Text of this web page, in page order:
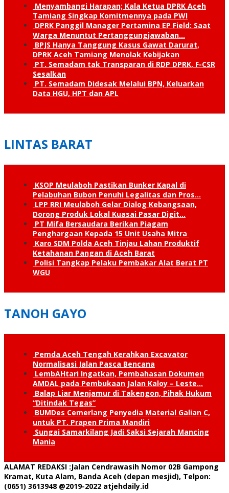
Menyambangi Harapan; Kala Ketua DPRK Aceh
Tamiang Singkap Komitmennya pada PWI
DPRK Panggil Manager Pertamina EP Field: Saat
Warga Menuntut Pertanggung­jawaban…
BPJS Hanya Tanggung Kasus Gawat Darurat,
DPRK Aceh Tamiang Menolak Kebijakan
PT. Semadam tak Transparan di RDP DPRK, F-CSR
Sesalkan
PT. Semadam Didesak Melalui BPN, Keluarkan
Data HGU, HPT dan APL
LINTAS BARAT
KSOP Meulaboh Pastikan Bunker Kapal di
Pelabuhan Bubon Penuhi Legalitas dan Pros…
LPP RRI Meulaboh Gelar Dialog Kebangsaan,
Dorong Produk Lokal Kuasai Pasar Digit…
PT Mifa Bersaudara Berikan Piagam
Penghargaan Kepada 15 Unit Usaha Mitra
Karo SDM Polda Aceh Tinjau Lahan Produktif
Ketahanan Pangan di Aceh Barat
Polisi Tangkap Pelaku Pembakar Alat Berat PT
WGU
TANOH GAYO
Pemda Aceh Tengah Kerahkan Excavator
Normalisasi Jalan Pasca Bencana
LembAHtari Ingatkan, Pembahasan Dokumen
AMDAL pada Pembukaan Jalan Kaloy – Leste…
Balap Liar Menjamur di Takengon, Pihak Hukum
“Ditindak Tegas”
BUMDes Cemerlang Penyedia Material Galian C,
untuk PT. Prapen Prima Mandiri
Sungai Samarkilang Jadi Saksi Sejarah Mancing
Mania
ALAMAT REDAKSI :Jalan Cendrawasih Nomor 02B Gampong
Kramat, Kuta Alam, Banda Aceh (depan mesjid), Telpon:
(0651) 3613948 @2019-2022 atjehdaily.id